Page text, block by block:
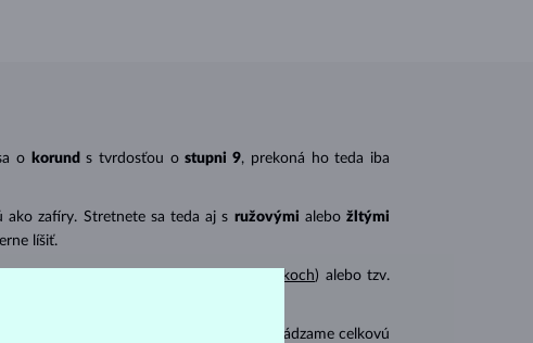
o korund s tvrdosťou o stupni 9, prekoná ho teda iba
zafíry. Stretnete sa teda aj s ružovými alebo žltými
líšiť.
náhrdelníkoch) alebo tzv.
vždy uvádzame celkovú